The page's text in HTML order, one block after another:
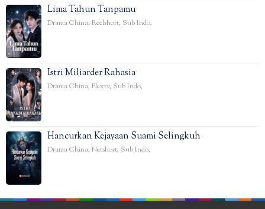
Lima Tahun Tanpamu
Drama China, Reelshort, Sub Indo,
Istri Miliarder Rahasia
Drama China, Flextv, Sub Indo,
Hancurkan Kejayaan Suami Selingkuh
Drama China, Netshort, Sub Indo,